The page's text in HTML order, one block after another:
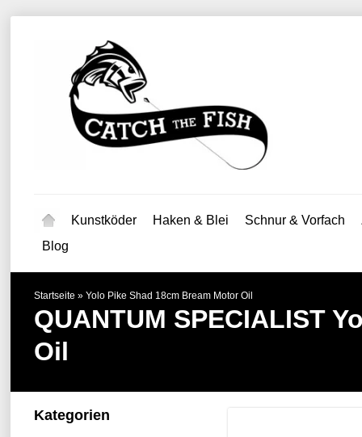
Kunstköder Haken & Blei Schnur & Vorfach
Blog
Startseite » Yolo Pike Shad 18cm Bream Motor Oil
QUANTUM SPECIALIST
Oil
Kategorien